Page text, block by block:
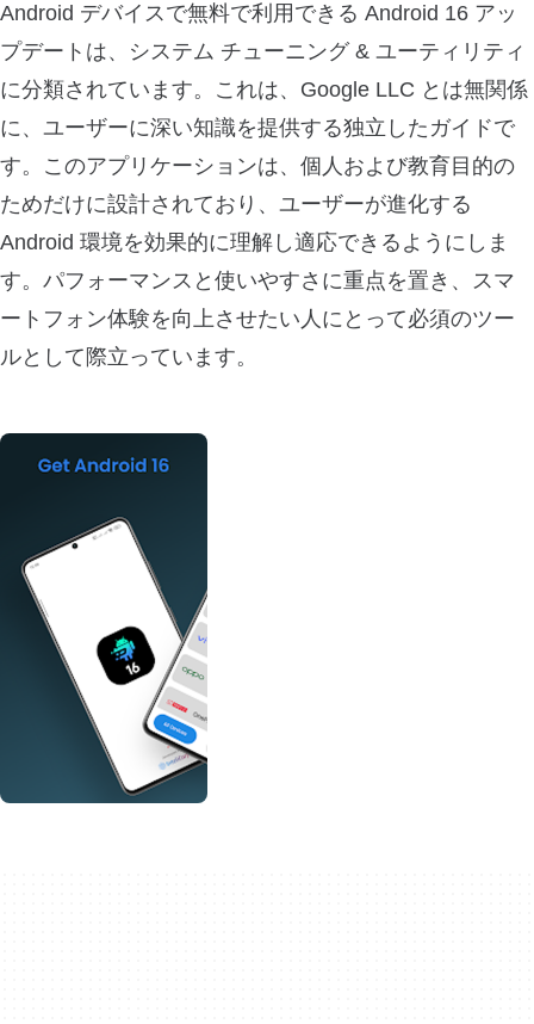
Android デバイスで無料で利用できる Android 16 アッ
プデートは、システム チューニング & ユーティリティ
に分類されています。これは、Google LLC とは無関係
に、ユーザーに深い知識を提供する独立したガイドで
す。このアプリケーションは、個人および教育目的の
ためだけに設計されており、ユーザーが進化する
Android 環境を効果的に理解し適応できるようにしま
す。パフォーマンスと使いやすさに重点を置き、スマ
ートフォン体験を向上させたい人にとって必須のツー
ルとして際立っています。